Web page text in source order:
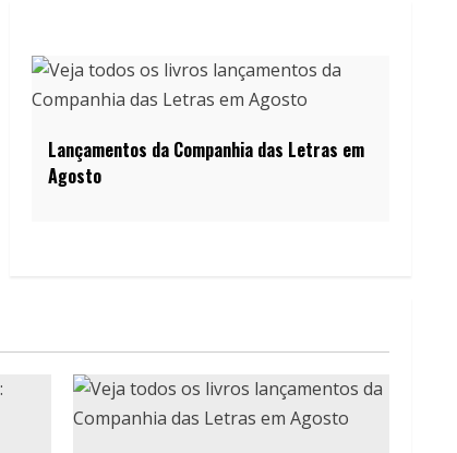
Lançamentos da Companhia das Letras em
Agosto